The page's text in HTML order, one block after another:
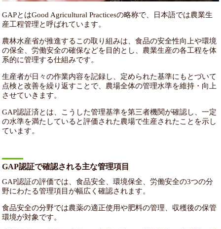
GAPとはGood Agricultural Practicesの略称で、日本語では農業生
産工程管理と呼ばれています。
農林水産省が推進するこの取り組みは、食品の安全性向上や環境
の保全、労働安全の確保などを目的とし、農業生産の各工程を体
系的に管理する仕組みです。
生産者が日々の作業内容を記録し、定められた基準にもとづいて
点検と改善を繰り返すことで、農場全体の管理水準を維持・向上
させていきます。
GAP認証済とは、こうした管理基準を第三者機関が確認し、一定
の水準を満たしていると評価された農場で生産されたことを示し
ています。
GAP認証で確認される主な管理項目
GAP認証の評価では、食品安全、環境保全、労働安全の3つの分
野にわたる管理項目が幅広く確認されます。
食品安全の分野では農薬の適正使用や肥料の管理、収穫後の保管
環境が対象です。